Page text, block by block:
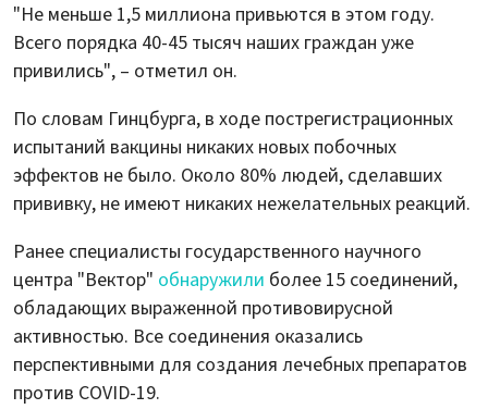
"Не меньше 1,5 миллиона привьются в этом году.
Всего порядка 40-45 тысяч наших граждан уже
привились", – отметил он.
По словам Гинцбурга, в ходе пострегистрационных
испытаний вакцины никаких новых побочных
эффектов не было. Около 80% людей, сделавших
прививку, не имеют никаких нежелательных реакций.
Ранее специалисты государственного научного
центра "Вектор" обнаружили более 15 соединений,
обладающих выраженной противовирусной
активностью. Все соединения оказались
перспективными для создания лечебных препаратов
против COVID-19.